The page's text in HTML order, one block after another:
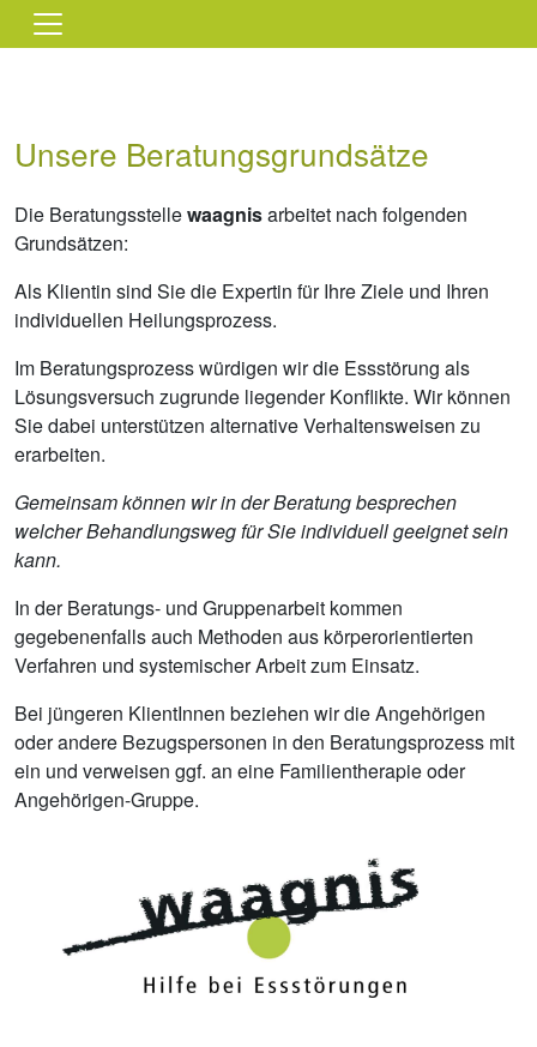
Direkt zum Inhalt
Unsere Beratungsgrundsätze
Die Beratungsstellewaagnisarbeitet nach folgenden
Grundsätzen:
Als Klientin sind Sie die Expertin für Ihre Ziele und Ihren
individuellen Heilungsprozess.
Im Beratungsprozess würdigen wir die Essstörung als
Lösungsversuch zugrunde liegender Konflikte. Wir können
Sie dabei unterstützen alternative Verhaltensweisen zu
erarbeiten.
Gemeinsam können wir in der Beratung besprechen
welcher Behandlungsweg für Sie individuell geeignet sein
kann.
In der Beratungs- und Gruppenarbeit kommen
gegebenenfalls auch Methoden aus körperorientierten
Verfahren und systemischer Arbeit zum Einsatz.
Bei jüngeren KlientInnen beziehen wir die Angehörigen
oder andere Bezugspersonen in den Beratungsprozess mit
ein und verweisen ggf. an eine Familientherapie oder
Angehörigen-Gruppe.